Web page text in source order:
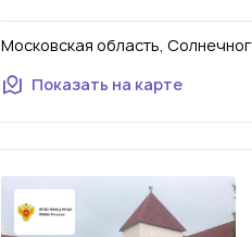
Московская область,
Показать на карте